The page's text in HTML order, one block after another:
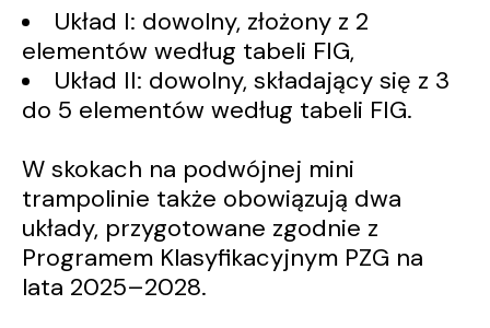
Układ I: dowolny, złożony z 2
elementów według tabeli FIG,
Układ II: dowolny, składający się z 3
do 5 elementów według tabeli FIG.
W skokach na podwójnej mini
trampolinie także obowiązują dwa
układy, przygotowane zgodnie z
Programem Klasyfikacyjnym PZG na
lata 2025–2028.